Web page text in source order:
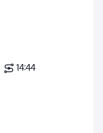
14:44